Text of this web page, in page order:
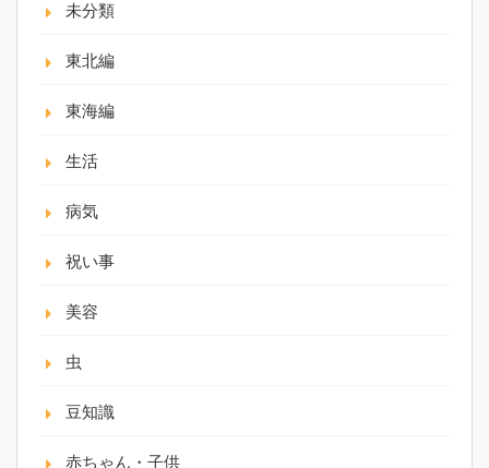
未分類
東北編
東海編
生活
病気
祝い事
美容
虫
豆知識
赤ちゃん・子供